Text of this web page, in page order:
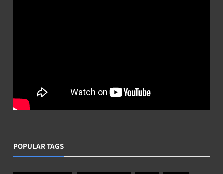
POPULAR TAGS